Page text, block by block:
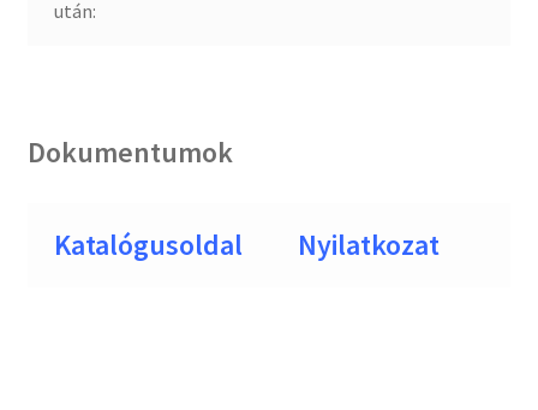
után:
Dokumentumok
Katalógusoldal Nyilatkozat